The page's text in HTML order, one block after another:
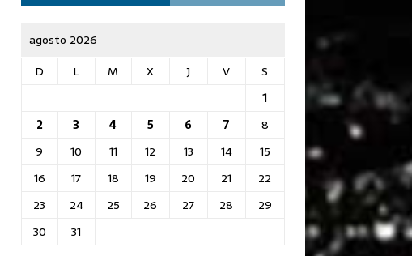
agosto 2026
D
L M X J V
S
1
2
3 4 5 6 7
8
9
10 11 12 13 14
15
16
17 18 19 20 21
22
23
24 25 26 27 28
29
30
31